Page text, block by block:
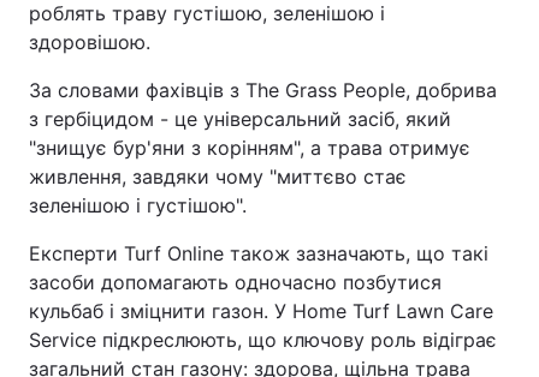
роблять траву густішою, зеленішою і
здоровішою.
За словами фахівців з The Grass People, добрива
з гербіцидом - це універсальний засіб, який
"знищує бур'яни з корінням", а трава отримує
живлення, завдяки чому "миттєво стає
зеленішою і густішою".
Експерти Turf Online також зазначають, що такі
засоби допомагають одночасно позбутися
кульбаб і зміцнити газон. У Home Turf Lawn Care
Service підкреслюють, що ключову роль відіграє
загальний стан газону: здорова, щільна трава